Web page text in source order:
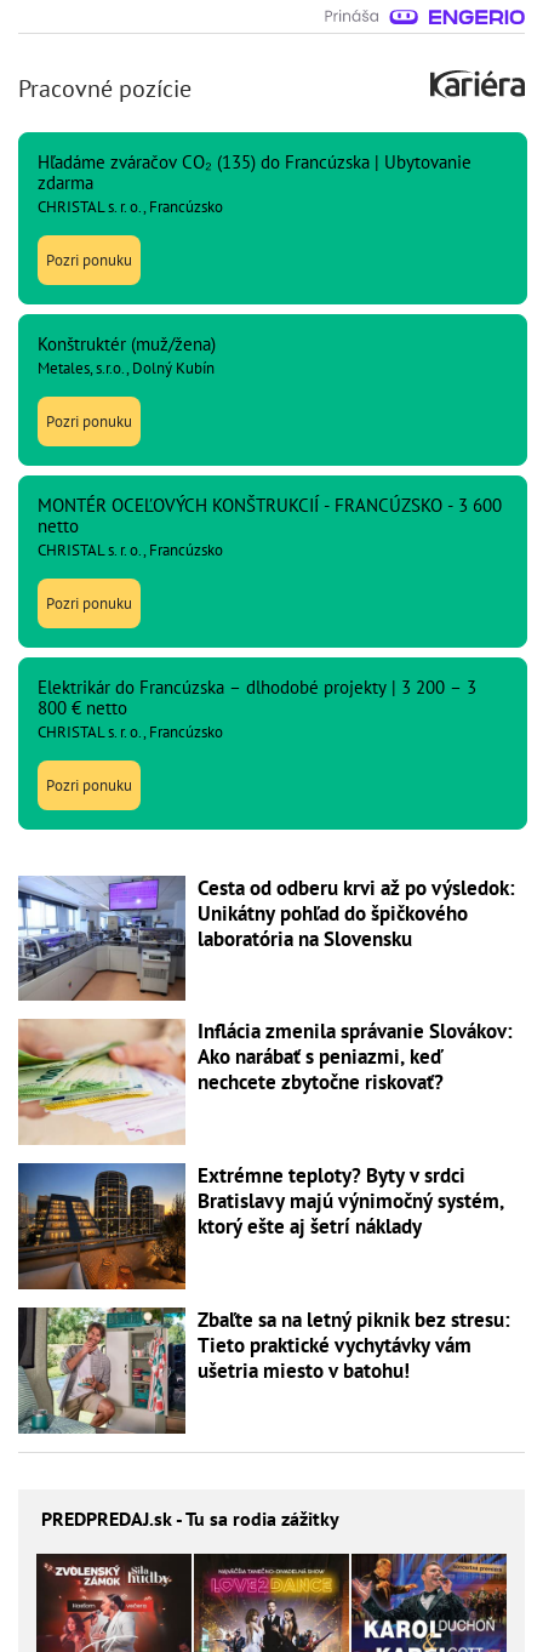
Pracovné pozície
Hľadáme zváračov CO₂ (135) do Francúzska | Ubytovanie
zdarma
CHRISTAL s. r. o., Francúzsko
Pozri ponuku
Konštruktér (muž/žena)
Metales, s.r.o., Dolný Kubín
Pozri ponuku
MONTÉR OCEĽOVÝCH KONŠTRUKCIÍ - FRANCÚZSKO - 3 600
netto
CHRISTAL s. r. o., Francúzsko
Pozri ponuku
Elektrikár do Francúzska – dlhodobé projekty | 3 200 – 3
800 € netto
CHRISTAL s. r. o., Francúzsko
Pozri ponuku
Cesta od odberu krvi až po výsledok:
Unikátny pohľad do špičkového
laboratória na Slovensku
Inflácia zmenila správanie Slovákov:
Ako narábať s peniazmi, keď
nechcete zbytočne riskovať?
Extrémne teploty? Byty v srdci
Bratislavy majú výnimočný systém,
ktorý ešte aj šetrí náklady
Zbaľte sa na letný piknik bez stresu:
Tieto praktické vychytávky vám
ušetria miesto v batohu!
PREDPREDAJ.sk - Tu sa rodia zážitky